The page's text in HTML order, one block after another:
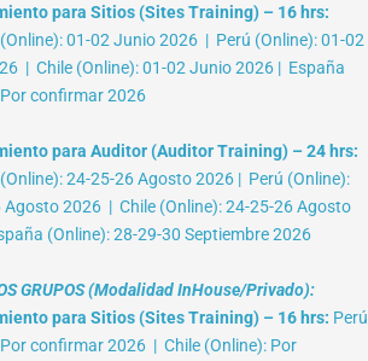
para Sitios (Sites Training) – 16 hrs:
01-02 Junio 2026 | Perú (Online): 01-02
| Chile (Online): 01-02 Junio 2026 | España
confirmar 2026
para Auditor (Auditor Training) – 24 hrs:
24-25-26 Agosto 2026 | Perú (Online):
Agosto 2026 | Chile (Online): 24-25-26 Agosto
(Online): 28-29-30 Septiembre 2026
GRUPOS (Modalidad InHouse/Privado):
para Sitios (Sites Training) – 16 hrs: Perú
confirmar 2026 | Chile (Online): Por